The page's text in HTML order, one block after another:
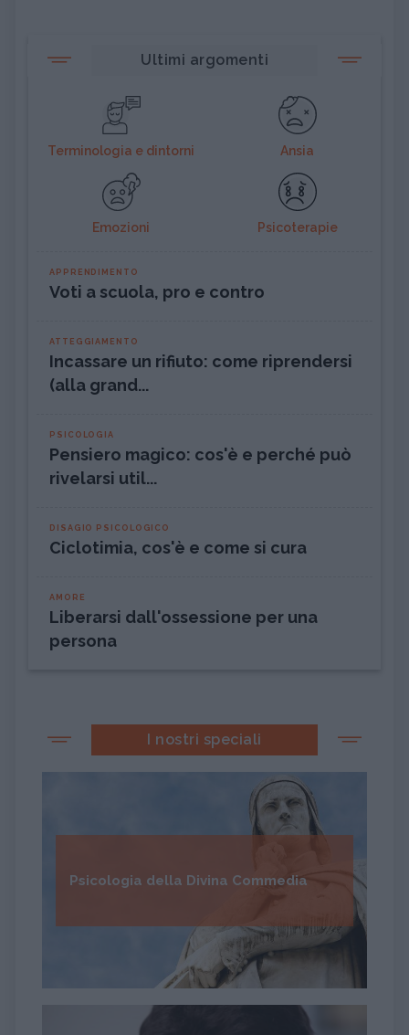
Ultimi argomenti
Terminologia e dintorni Ansia
Emozioni Psicoterapie
APPRENDIMENTO
Voti a scuola, pro e contro
ATTEGGIAMENTO
Incassare un rifiuto: come riprendersi
(alla grand...
PSICOLOGIA
Pensiero magico: cos'è e perché può
rivelarsi util...
DISAGIO PSICOLOGICO
Ciclotimia, cos'è e come si cura
AMORE
Liberarsi dall'ossessione per una
persona
I nostri speciali
Psicologia della Divina Commedia